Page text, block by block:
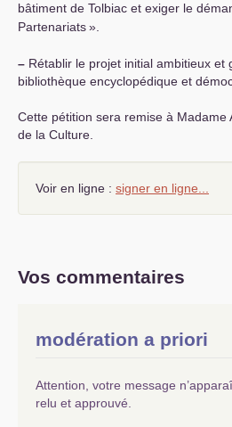
bâtiment de Tolbiac et exiger le
Partenariats».
– Rétablir le projet initial ambitieux et
bibliothèque encyclopédique et
Cette pétition sera remise à Madame
de la Culture.
Voir en ligne : signer en ligne...
Vos commentaires
modération a priori
Attention, votre message
relu et approuvé.